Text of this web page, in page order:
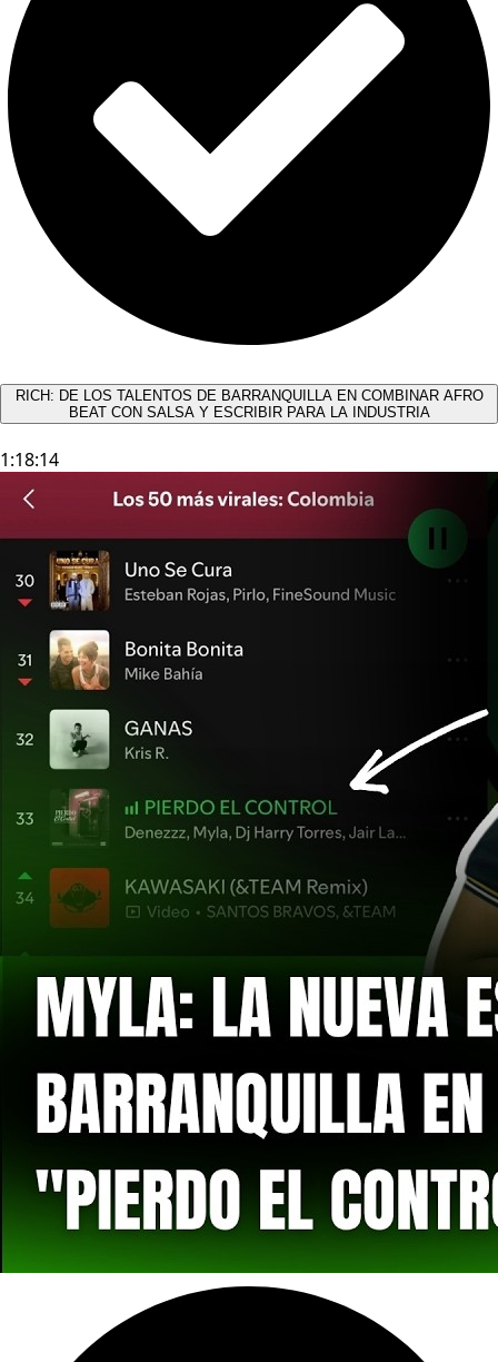
RICH: DE LOS TALENTOS DE BARRANQUILLA EN COMBINAR AFRO
BEAT CON SALSA Y ESCRIBIR PARA LA INDUSTRIA
1:18:14